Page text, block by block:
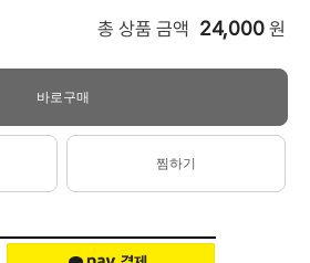
총 상품 금액 24,000 원
바로구매
찜하기